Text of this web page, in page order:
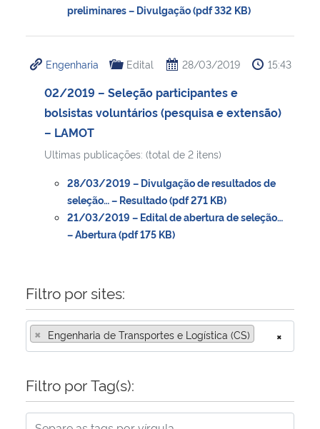
preliminares – Divulgação (pdf 332 KB)
Engenharia Edital 28/03/2019 15:43
02/2019 – Seleção participantes e
bolsistas voluntários (pesquisa e extensão)
– LAMOT
Ultimas publicações: (total de 2 itens)
28/03/2019 – Divulgação de resultados de
seleção… – Resultado (pdf 271 KB)
21/03/2019 – Edital de abertura de seleção…
– Abertura (pdf 175 KB)
Filtro por sites:
×
× Engenharia de Transportes e Logística (CS)
Filtro por Tag(s):